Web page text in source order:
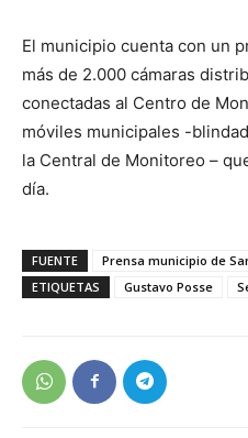
El municipio cuenta con un
más de 2.000 cámaras
conectadas al Centro de
móviles municipales -
la Central de Monitoreo –
día.
FUENTE
Prensa municipio de
ETIQUETAS
Gustavo Posse